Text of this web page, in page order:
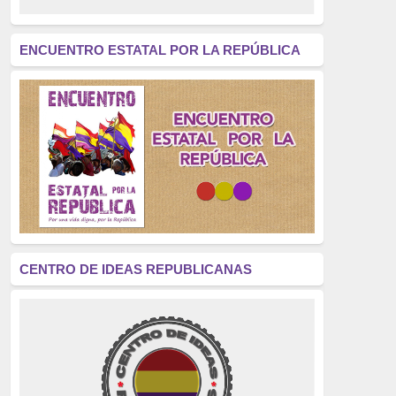
América Latina
(305)
Exhumación
(304)
Golpe de Estado
(304)
Brigadas Internacionales
(303)
pensamiento
(294)
Revisionismo
(289)
La Transición
(275)
educación pública
(270)
La Izquierda
(260)
ENCUENTRO ESTATAL POR LA REPÚBLICA
CENTRO DE IDEAS REPUBLICANAS